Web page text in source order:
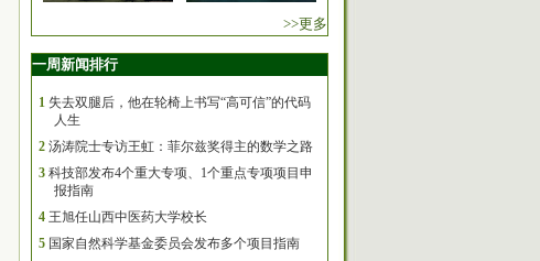
>>更多
一周新闻排行
1 失去双腿后，他在轮椅上书写“高可信”的代码
人生
2 汤涛院士专访王虹：菲尔兹奖得主的数学之路
3 科技部发布4个重大专项、1个重点专项项目申
报指南
4 王旭任山西中医药大学校长
5 国家自然科学基金委员会发布多个项目指南